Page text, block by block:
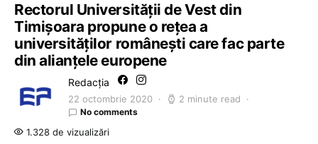
Rectorul Universității de Vest din
Timișoara propune o rețea a
universităților românești care fac parte
din alianțele europene
Redacția
22 octombrie 2020 2 minute read
No comments
1.328 de vizualizări